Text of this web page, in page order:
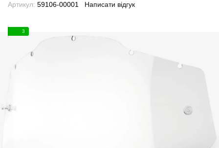
Артикул: 59106-00001 Написати відгук
3